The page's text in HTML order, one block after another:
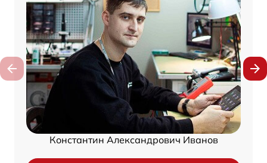
Константин Александрович Иванов